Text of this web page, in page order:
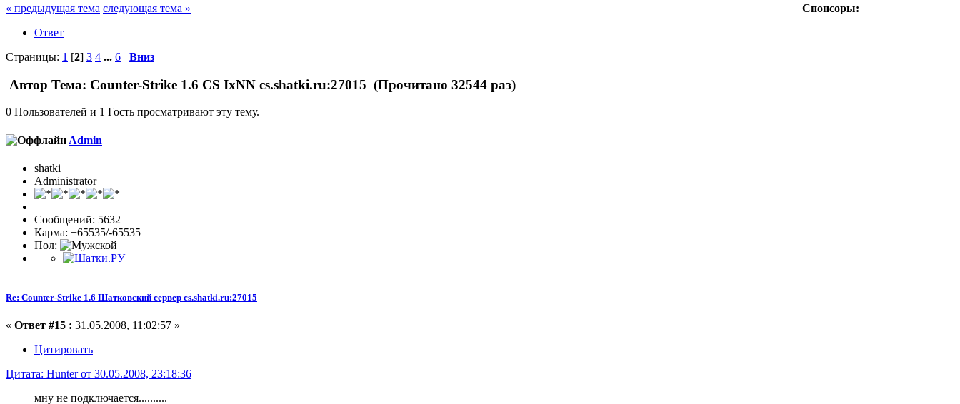
Спонсоры:
« предыдущая тема следующая тема »
Ответ
Страницы: 1 [2] 3 4 ... 6 Вниз
Автор Тема: Counter-Strike 1.6 CS IxNN cs.shatki.ru:27015 (Прочитано 32544 раз)
0 Пользователей и 1 Гость просматривают эту тему.
Admin
shatki
Administrator
Сообщений: 5632
Карма: +65535/-65535
Пол:
Re: Counter-Strike 1.6 Шатковский сервер cs.shatki.ru:27015
« Ответ #15 : 31.05.2008, 11:02:57 »
Цитировать
Цитата: Hunter от 30.05.2008, 23:18:36
мну не подключается..........